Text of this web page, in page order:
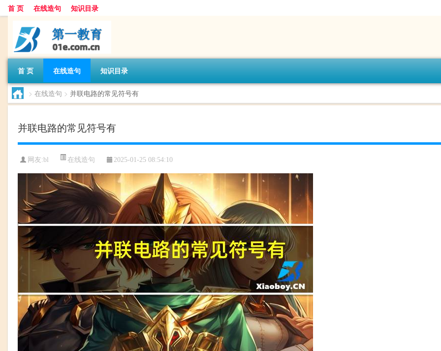
首 页 在线造句 知识目录
首 页 在线造句 知识目录
> 在线造句 > 并联电路的常见符号有
并联电路的常见符号有
网友:bl 在线造句 2025-01-25 08:54:10